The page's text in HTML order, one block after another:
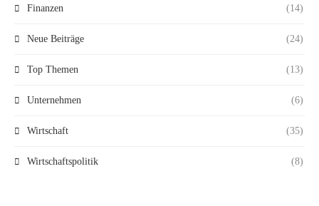
Finanzen (14)
Neue Beiträge (24)
Top Themen (13)
Unternehmen (6)
Wirtschaft (35)
Wirtschaftspolitik (8)